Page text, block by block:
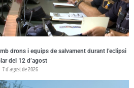
drons i equips de salvament durant l’eclipsi
del 12 d’agost
7 d'agost de 2026